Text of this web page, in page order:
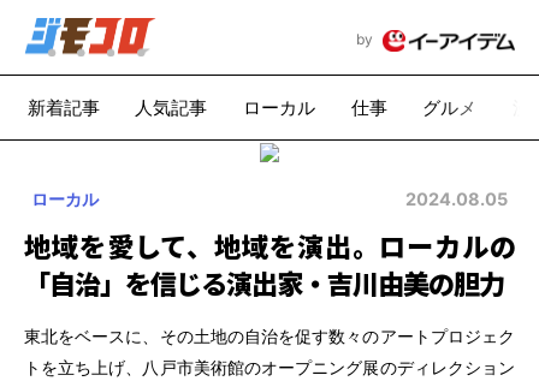
by
新着記事 人気記事 ローカル 仕事 グルメ
ローカル 2024.08.05
地域を愛して、地域を演出。ローカルの
「自治」を信じる演出家・吉川由美の胆力
東北をベースに、その土地の自治を促す数々のアートプロジェク
トを立ち上げ、八戸市美術館のオープニング展のディレクション